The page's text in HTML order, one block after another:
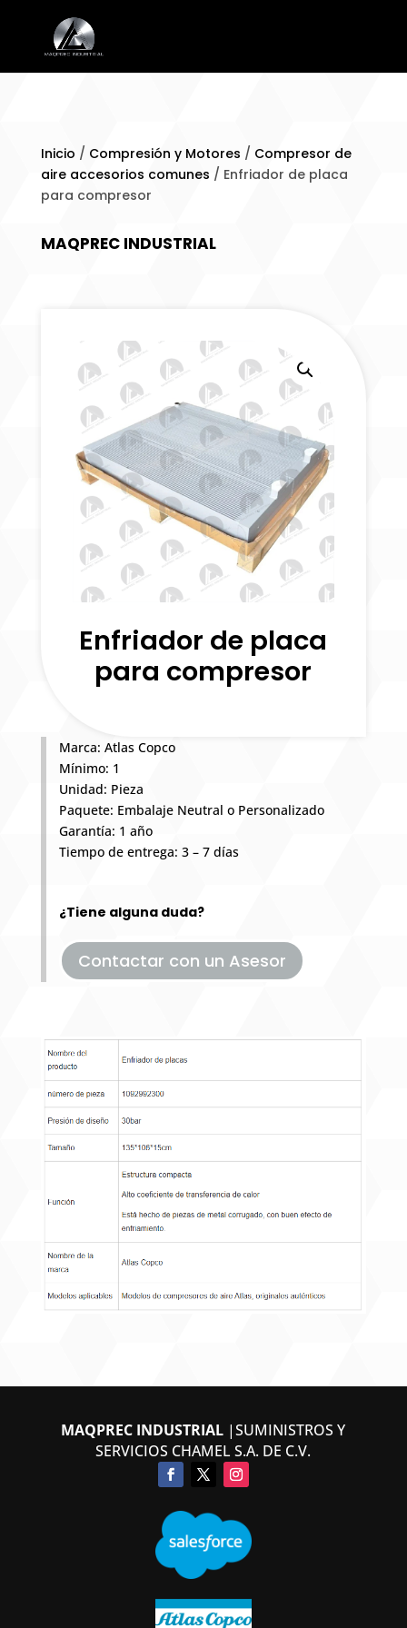
Inicio / Compresión y Motores / Compresor de
aire accesorios comunes / Enfriador de placa
para compresor
MAQPREC INDUSTRIAL
Enfriador de placa
para compresor
Marca: Atlas Copco
Mínimo: 1
Unidad: Pieza
Paquete: Embalaje Neutral o Personalizado
Garantía: 1 año
Tiempo de entrega: 3 – 7 días
¿Tiene alguna duda?
Contactar con un Asesor
MAQPREC INDUSTRIAL |SUMINISTROS Y
SERVICIOS CHAMEL S.A. DE C.V.